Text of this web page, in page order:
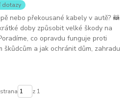
dotazy
nebo překousané kabely v autě? 🦝
doby způsobit velké škody na
co opravdu funguje proti
škůdcům a jak ochránit dům, zahradu
strana z 1